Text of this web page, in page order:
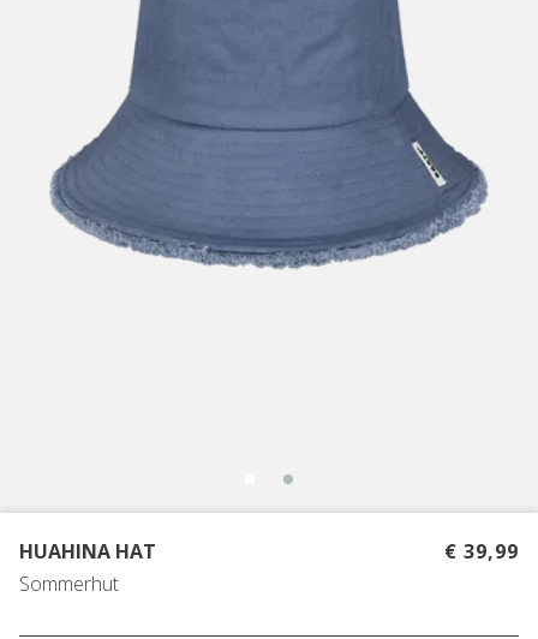
HUAHINA HAT
Sommerhut
€ 39,99